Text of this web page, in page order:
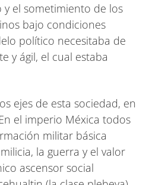
el sometimiento de los
bajo condiciones
político necesitaba de
y ágil, el cual estaba
ejes de esta sociedad, en
el imperio Méxica todos
militar básica
la guerra y el valor
ascensor social